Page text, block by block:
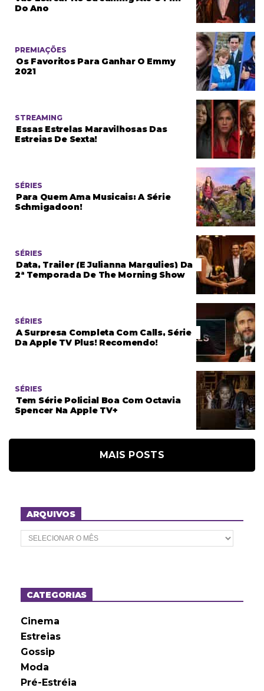
Do Ano
PREMIAÇÕES
Os Favoritos Para Ganhar O Emmy
2021
STREAMING
Essas Estrelas Maravilhosas Das
Estreias De Sexta!
SÉRIES
Para Quem Ama Musicais: A Série
Schmigadoon!
SÉRIES
Data, Trailer (e Julianna Margulies) Da
2ª Temporada De The Morning Show
SÉRIES
A Surpresa Completa Com Calls, Série
Da Apple TV Plus! Recomendo!
SÉRIES
Tem Série Policial Boa Com Octavia
Spencer Na Apple TV+
MAIS POSTS
ARQUIVOS
A
r
o
sCATEGORIAS
Cinema
Estreias
Gossip
Moda
Pré-Estréia